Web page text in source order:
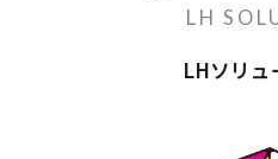
LH
LHソリュ